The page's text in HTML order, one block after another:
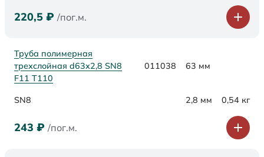
220,5 ₽ /пог.м.
Труба полимерная
трехслойная d63х2,8 SN8
F11 Т110
011038 63 мм
SN8 2,8 мм 0,54 кг
243 ₽ /пог.м.